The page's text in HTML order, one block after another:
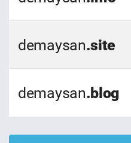
demaysan.site
demaysan.blog